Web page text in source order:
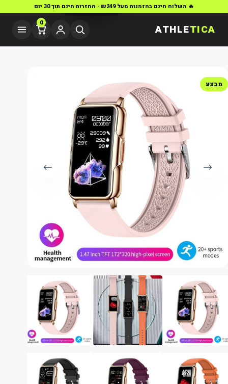
🔥 משלוח חינם בהזמנות מעל ₪249 · החזרות חינם תוך 30 יום
ATHLETICA
0